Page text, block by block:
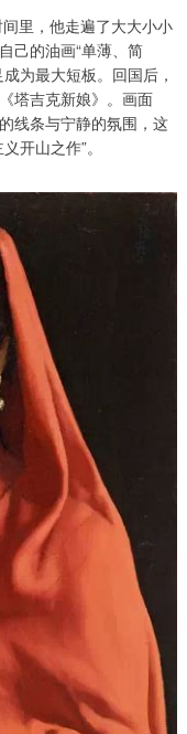
里，他走遍了大大小小
己的油画“单薄、简
为最大短板。回国后，
塔吉克新娘》。画面
线条与宁静的氛围，这
开山之作”。